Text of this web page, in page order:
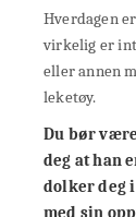
Hverdagen
virkelig er
eller annen
leketøy.
Du bør
deg at han
dolker deg
med sin